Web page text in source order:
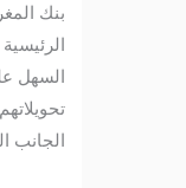
بنك المغرب
الرئيسية
السهل على
تحويلاتهم
الجانب